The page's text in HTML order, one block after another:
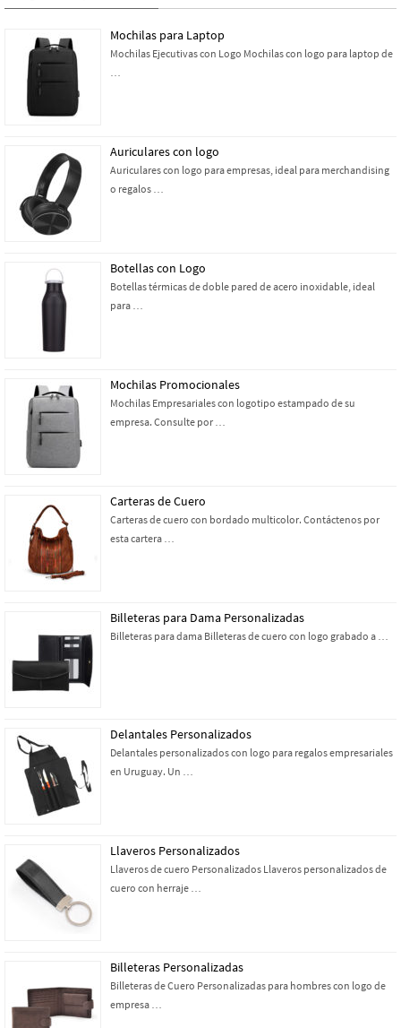
Mochilas para Laptop
Mochilas Ejecutivas con Logo Mochilas con logo para laptop de
Auriculares con logo
Auriculares con logo para empresas, ideal para merchandising
o regalos …
Botellas con Logo
Botellas térmicas de doble pared de acero inoxidable, ideal
para …
Mochilas Promocionales
Mochilas Empresariales con logotipo estampado de su
empresa. Consulte por …
Carteras de Cuero
Carteras de cuero con bordado multicolor. Contáctenos por
esta cartera …
Billeteras para Dama Personalizadas
Billeteras para dama Billeteras de cuero con logo grabado a …
Delantales Personalizados
Delantales personalizados con logo para regalos empresariales
en Uruguay. Un …
Llaveros Personalizados
Llaveros de cuero Personalizados Llaveros personalizados de
cuero con herraje …
Billeteras Personalizadas
Billeteras de Cuero Personalizadas para hombres con logo de
empresa …